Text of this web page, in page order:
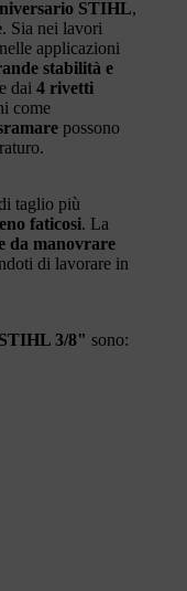
STIHL,
. Sia nei lavori
applicazioni
stabilità e
dai 4 rivetti
come
possono
taglio più
faticosi. La
da manovrare
di lavorare in
STIHL 3/8" sono: